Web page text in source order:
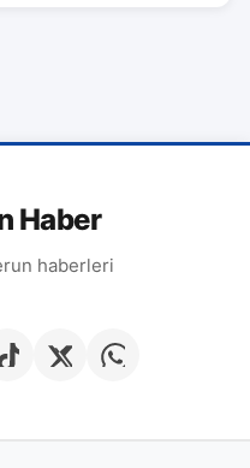
Haber
haberleri